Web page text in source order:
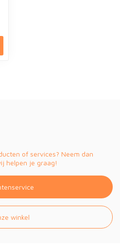
of services? Neem dan
helpen je graag!
winkel